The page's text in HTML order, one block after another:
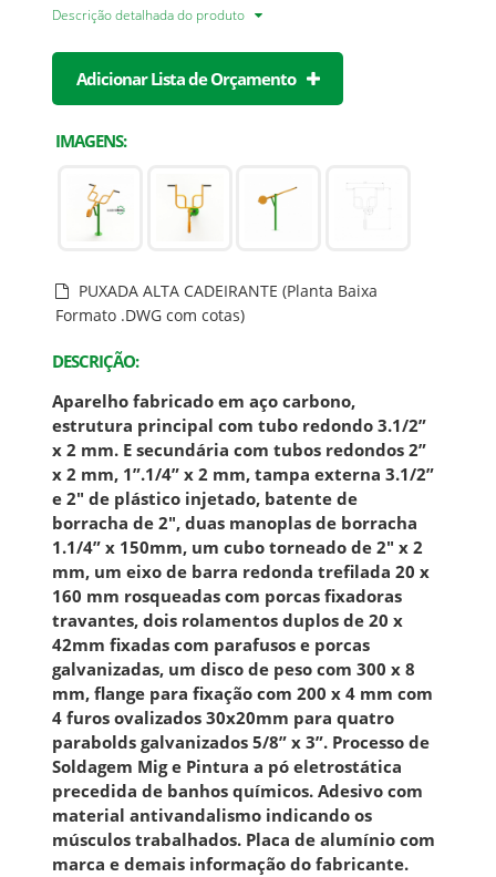
Descrição detalhada do produto
Adicionar Lista de Orçamento
IMAGENS:
PUXADA ALTA CADEIRANTE (Planta Baixa
Formato .DWG com cotas)
DESCRIÇÃO:
Aparelho fabricado em aço carbono,
estrutura principal com tubo redondo 3.1/2”
x 2 mm. E secundária com tubos redondos 2”
x 2 mm, 1”.1/4” x 2 mm, tampa externa 3.1/2”
e 2" de plástico injetado, batente de
borracha de 2", duas manoplas de borracha
1.1/4” x 150mm, um cubo torneado de 2" x 2
mm, um eixo de barra redonda trefilada 20 x
160 mm rosqueadas com porcas fixadoras
travantes, dois rolamentos duplos de 20 x
42mm fixadas com parafusos e porcas
galvanizadas, um disco de peso com 300 x 8
mm, flange para fixação com 200 x 4 mm com
4 furos ovalizados 30x20mm para quatro
parabolds galvanizados 5/8” x 3”. Processo de
Soldagem Mig e Pintura a pó eletrostática
precedida de banhos químicos. Adesivo com
material antivandalismo indicando os
músculos trabalhados. Placa de alumínio com
marca e demais informação do fabricante.